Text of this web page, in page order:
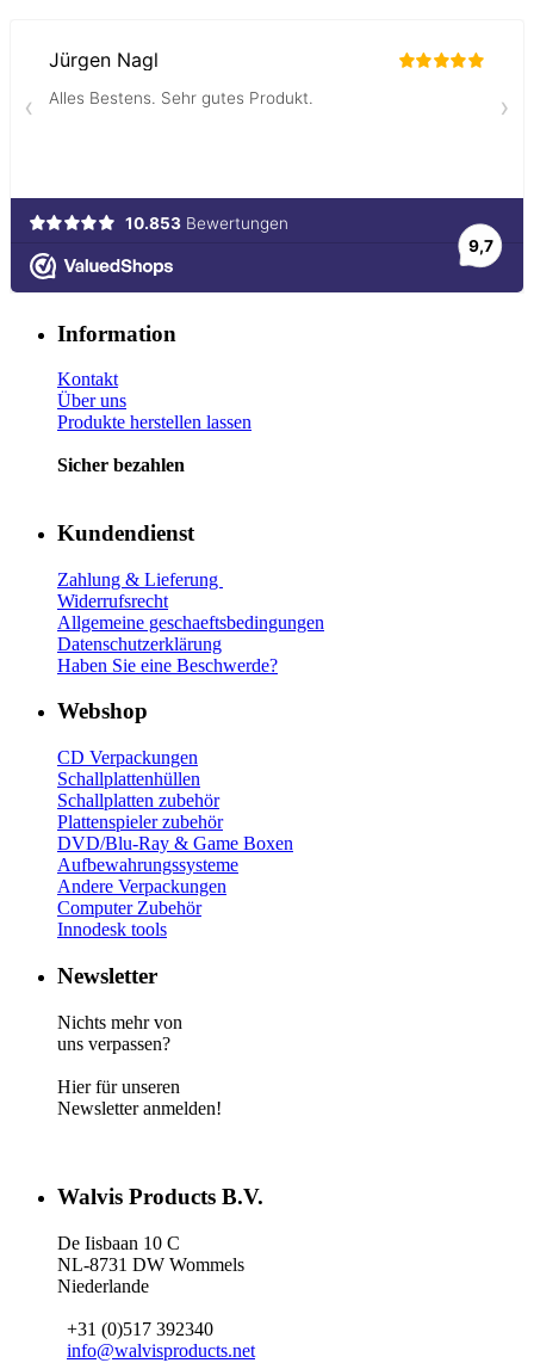
Information
Kontakt
Über uns
Produkte herstellen lassen
Sicher bezahlen
Kundendienst
Zahlung & Lieferung
Widerrufsrecht
Allgemeine geschaeftsbedingungen
Datenschutzerklärung
Haben Sie eine Beschwerde?
Webshop
CD Verpackungen
Schallplattenhüllen
Schallplatten zubehör
Plattenspieler zubehör
DVD/Blu-Ray & Game Boxen
Aufbewahrungssysteme
Andere Verpackungen
Computer Zubehör
Innodesk tools
Newsletter
Nichts mehr von
uns verpassen?
Hier für unseren
Newsletter anmelden!
Walvis Products B.V.
De Iisbaan 10 C
NL-8731 DW Wommels
Niederlande
+31 (0)517 392340
info@walvisproducts.net